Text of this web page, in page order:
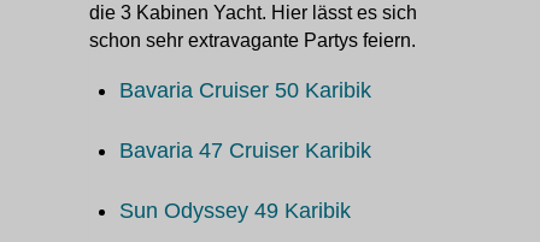
die 3 Kabinen Yacht. Hier lässt es sich
schon sehr extravagante Partys feiern.
Bavaria Cruiser 50 Karibik
Bavaria 47 Cruiser Karibik
Sun Odyssey 49 Karibik